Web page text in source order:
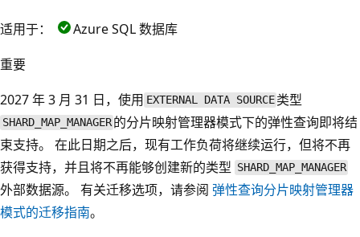
适用于：
Azure SQL 数据库
重要
2027 年 3 月 31 日，使用 EXTERNAL DATA SOURCE 类型
SHARD_MAP_MANAGER 的分片映射管理器模式下的弹性查询即将结
束支持。 在此日期之后，现有工作负荷将继续运行，但将不再
获得支持，并且将不再能够创建新的类型 SHARD_MAP_MANAGER
外部数据源。 有关迁移选项，请参阅 弹性查询分片映射管理器
模式的迁移指南。